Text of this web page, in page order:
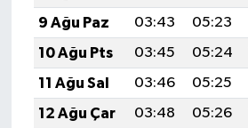
9 Ağu Paz
03:43 05:23
10 Ağu Pts
03:45 05:24
11 Ağu Sal
03:46 05:25
12 Ağu Çar
03:48 05:26